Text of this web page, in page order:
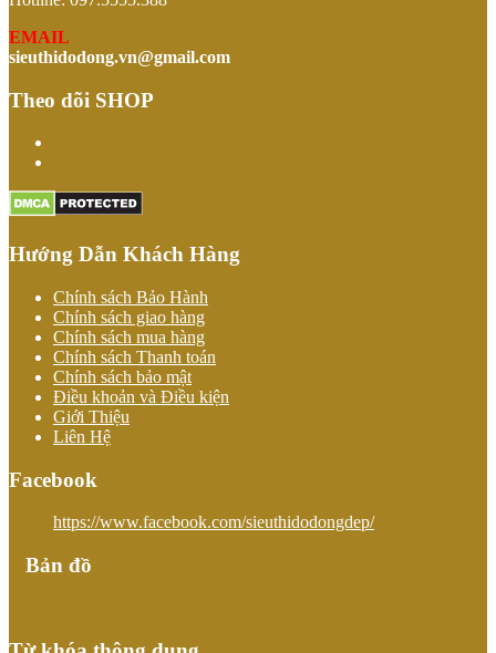
EMAIL
sieuthidodong.vn@gmail.com
Theo dõi SHOP
Hướng Dẫn Khách Hàng
Chính sách Bảo Hành
Chính sách giao hàng
Chính sách mua hàng
Chính sách Thanh toán
Chính sách bảo mật
Điều khoản và Điều kiện
Giới Thiệu
Liên Hệ
Facebook
https://www.facebook.com/sieuthidodongdep/
Bản đồ